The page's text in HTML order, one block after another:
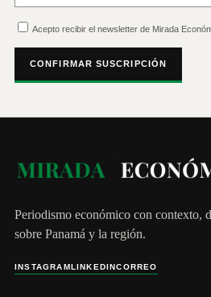
Acepto recibir el newsletter de Mirada
CONFIRMAR SUSCRIPCIÓN
Periodismo económico con contexto,
sobre Panamá y la región.
INSTAGRAMLINKEDINCORREO